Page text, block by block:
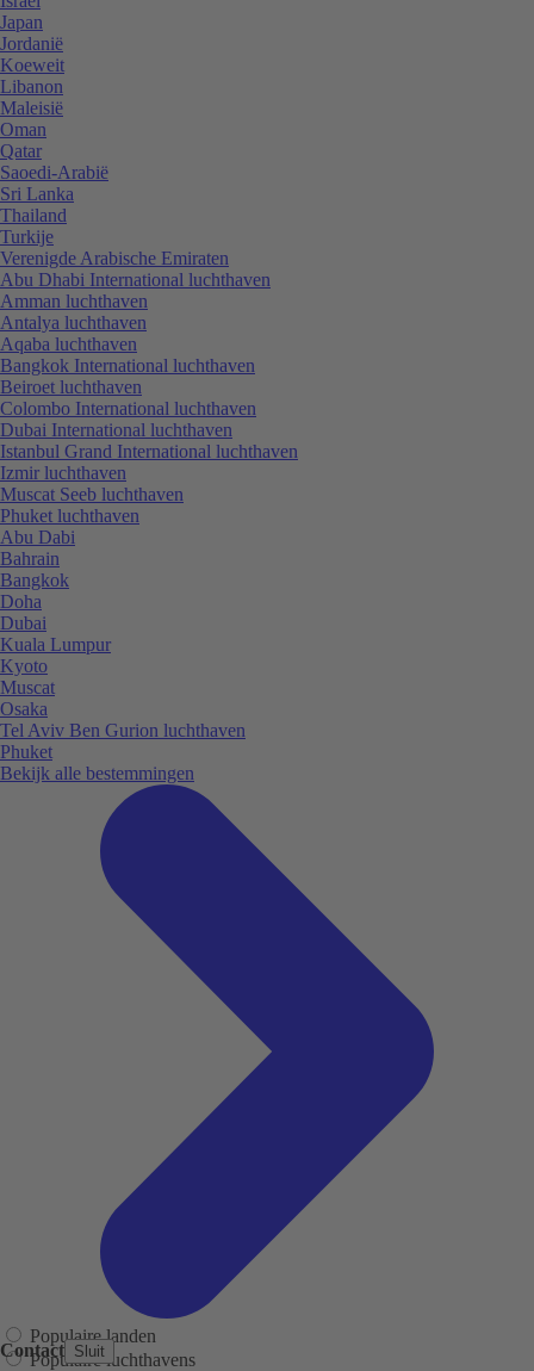
Contact Sluit
Japan
Jordanië
Koeweit
Libanon
Maleisië
Oman
Qatar
Saoedi-Arabië
Sri Lanka
Thailand
Turkije
Verenigde Arabische Emiraten
Abu Dhabi International luchthaven
Amman luchthaven
Antalya luchthaven
Aqaba luchthaven
Bangkok International luchthaven
Beiroet luchthaven
Colombo International luchthaven
Dubai International luchthaven
Istanbul Grand International luchthaven
Izmir luchthaven
Muscat Seeb luchthaven
Phuket luchthaven
Abu Dabi
Bahrain
Bangkok
Doha
Dubai
Kuala Lumpur
Kyoto
Muscat
Osaka
Tel Aviv Ben Gurion luchthaven
Phuket
Bekijk alle bestemmingen
Populaire landen
Populaire luchthavens